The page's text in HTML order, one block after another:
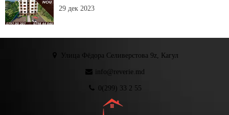
29 дек 2023
Улица Фёдора Селиверстова 9z, Кагул
info@reverie.md
0(299) 33 2 55